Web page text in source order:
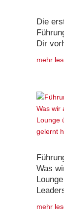
Die
Dir
mehr
Was
mehr